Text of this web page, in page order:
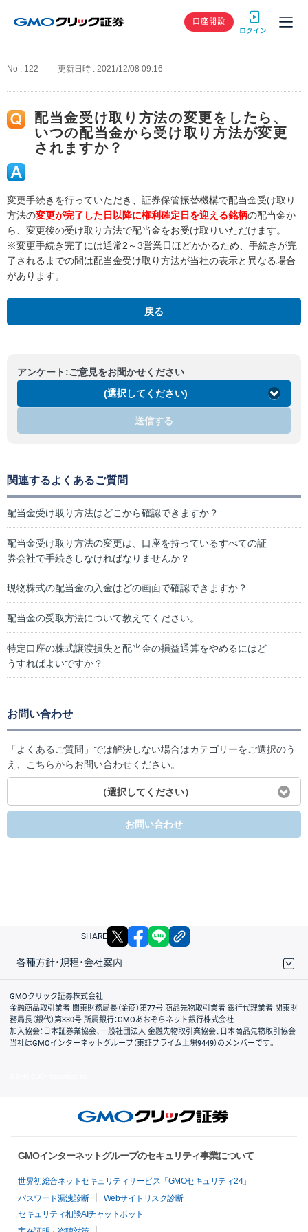
GMOクリック
口座開設
No : 122 更新日時 : 2021/12/08 09:16
配当金受け取り方法の変更をしたら、
いつの配当金から受け取り方法が変更
されますか？
変更手続きを行っていただき、証券保管振替機構で配当金受け取り
方法の変更が完了した日以降に権利確定日を迎える銘柄の配当金か
ら、変更後の受け取り方法で配当金をお受け取りいただけます。
※変更手続き完了には通常2～3営業日ほどかかるため、手続きが完
了されるまでの間は配当金受け取り方法が当社の表示と異なる場合
があります。
戻る
アンケート:ご意見をお聞かせください
(選択してください)
送信する
関連するよくあるご質問
配当金受け取り方法はどこから確認できますか？
配当金受け取り方法の変更は、口座を持っているすべての証
券会社で手続きしなければなりませんか？
現物株式の配当金の入金はどの画面で確認できますか？
配当金の受取方法について教えてください。
特定口座の株式譲渡損失と配当金の損益通算をやめるにはど
うすればよいですか？
お問い合わせ
「よくあるご質問」では解決しない場合はカテゴリーをご選択のう
え、こちらからお問い合わせください。
（選択してください）
お問い合わせ
SHARE X facebook
各種方針・規程・会社案内
取引規程・約款
サイトマップ
その他のご案内
個人情報保護方針
最良執行方針
サイトのご利用について
ディスクレイマー
信託保全
リスク説明
会社案内
GMOクリック証券株式会社
金融商品取引業者 関東財務局長（金商）第77号 商品先物取引業者 銀行代理業者 関東財
務局長（銀代）第330号 所属銀行：GMOあおぞらネット銀行株式会社
加入協会：日本証券業協会、一般社団法人 金融先物取引業協会、日本商品先物取引協会
当社はGMOインターネットグループ（東証プライム上場9449）のメンバーです。
GMOインターネットグループのセキュリティ事業について
世界初総合ネットセキュリティサービス「GMOセキュリティ24」
パスワード漏洩診断
Webサイトリスク診断
セキュリティ相談AIチャットボット